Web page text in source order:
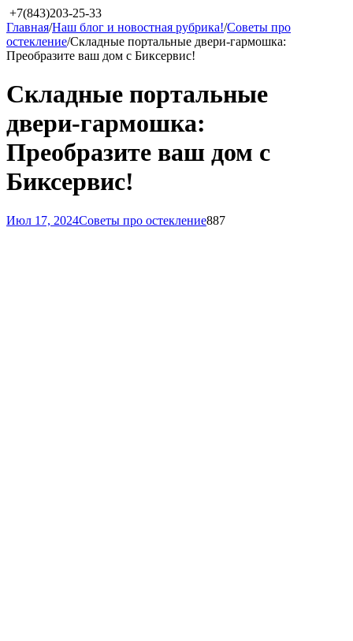
+7(843)203-25-33
Главная/Наш блог и новостная рубрика!/Советы про
остекление/Складные портальные двери-гармошка:
Преобразите ваш дом с Биксервис!
Складные портальные
двери-гармошка:
Преобразите ваш дом с
Биксервис!
Июл 17, 2024Советы про остекление887